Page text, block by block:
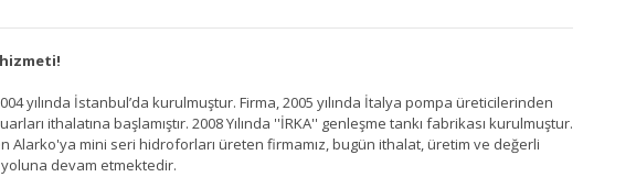
yılında İstanbul’da kurulmuştur. Firma, 2005 yılında İtalya pompa üreticilerinden
ithalatına başlamıştır. 2008 Yılında ''İRKA'' genleşme tankı fabrikası kurulmuştur.
Alarko'ya mini seri hidroforları üreten firmamız, bugün ithalat, üretim ve değerli
yoluna devam etmektedir.